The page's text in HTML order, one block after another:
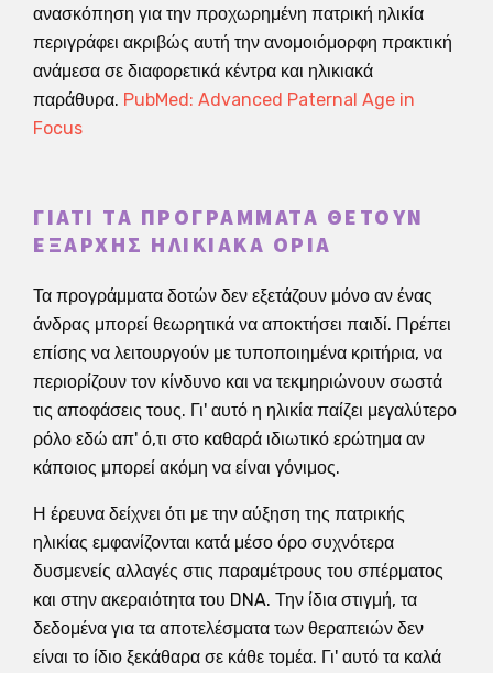
ανασκόπηση για την προχωρημένη πατρική ηλικία
περιγράφει ακριβώς αυτή την ανομοιόμορφη πρακτική
ανάμεσα σε διαφορετικά κέντρα και ηλικιακά
παράθυρα. PubMed: Advanced Paternal Age in
Focus
ΓΙΑΤΊ ΤΑ ΠΡΟΓΡΆΜΜΑΤΑ ΘΈΤΟΥΝ
ΕΞΑΡΧΉΣ ΗΛΙΚΙΑΚΆ ΌΡΙΑ
Τα προγράμματα δοτών δεν εξετάζουν μόνο αν ένας
άνδρας μπορεί θεωρητικά να αποκτήσει παιδί. Πρέπει
επίσης να λειτουργούν με τυποποιημένα κριτήρια, να
περιορίζουν τον κίνδυνο και να τεκμηριώνουν σωστά
τις αποφάσεις τους. Γι' αυτό η ηλικία παίζει μεγαλύτερο
ρόλο εδώ απ' ό,τι στο καθαρά ιδιωτικό ερώτημα αν
κάποιος μπορεί ακόμη να είναι γόνιμος.
Η έρευνα δείχνει ότι με την αύξηση της πατρικής
ηλικίας εμφανίζονται κατά μέσο όρο συχνότερα
δυσμενείς αλλαγές στις παραμέτρους του σπέρματος
και στην ακεραιότητα του DNA. Την ίδια στιγμή, τα
δεδομένα για τα αποτελέσματα των θεραπειών δεν
είναι το ίδιο ξεκάθαρα σε κάθε τομέα. Γι' αυτό τα καλά